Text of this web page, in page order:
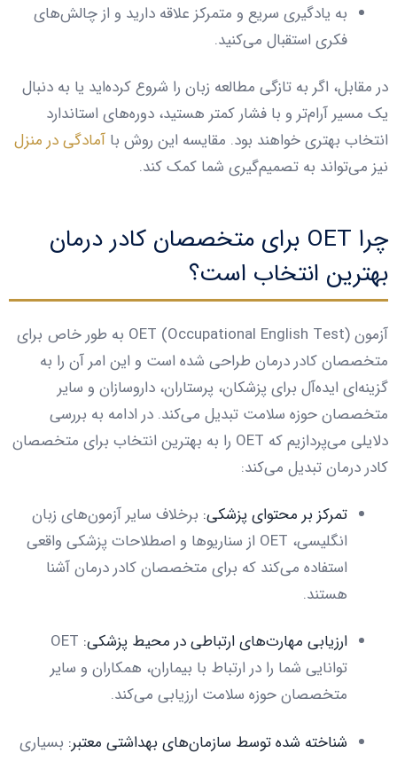
به یادگیری سریع و متمرکز علاقه دارید و از چالش‌های
فکری استقبال می‌کنید.
در مقابل، اگر به تازگی مطالعه زبان را شروع کرده‌اید یا به دنبال
یک مسیر آرام‌تر و با فشار کمتر هستید، دوره‌های استاندارد
انتخاب بهتری خواهند بود. مقایسه این روش با آمادگی در منزل
نیز می‌تواند به تصمیم‌گیری شما کمک کند.
چرا OET برای متخصصان کادر درمان
بهترین انتخاب است؟
آزمون OET (Occupational English Test) به طور خاص برای
متخصصان کادر درمان طراحی شده است و این امر آن را به
گزینه‌ای ایده‌آل برای پزشکان، پرستاران، داروسازان و سایر
متخصصان حوزه سلامت تبدیل می‌کند. در ادامه به بررسی
دلایلی می‌پردازیم که OET را به بهترین انتخاب برای متخصصان
کادر درمان تبدیل می‌کند:
تمرکز بر محتوای پزشکی: برخلاف سایر آزمون‌های زبان
انگلیسی، OET از سناریوها و اصطلاحات پزشکی واقعی
استفاده می‌کند که برای متخصصان کادر درمان آشنا
هستند.
ارزیابی مهارت‌های ارتباطی در محیط پزشکی: OET
توانایی شما را در ارتباط با بیماران، همکاران و سایر
متخصصان حوزه سلامت ارزیابی می‌کند.
شناخته شده توسط سازمان‌های بهداشتی معتبر: بسیاری